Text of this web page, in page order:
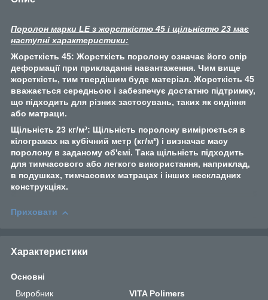
Поролон марки LE з жорсткістю 45 і щільністю 23 має
наступні характеристики:
Жорсткість 45: Жорсткість поролону означає його опір
деформації при прикладанні навантаження. Чим вище
жорсткість, тим твердішим буде матеріал. Жорсткість 45
вважається середньою і забезпечує достатню підтримку,
що підходить для різних застосувань, таких як сидіння
або матраци.
Щільність 23 кг/м³: Щільність поролону вимірюється в
кілограмах на кубічний метр (кг/м³) і визначає масу
поролону в заданому об'ємі. Така щільність підходить
для тимчасового або легкого використання, наприклад,
в подушках, тимчасових матрацах і інших нескладних
конструкціях.
Приховати
Характеристики
Основні
Виробник
VITA Polimers